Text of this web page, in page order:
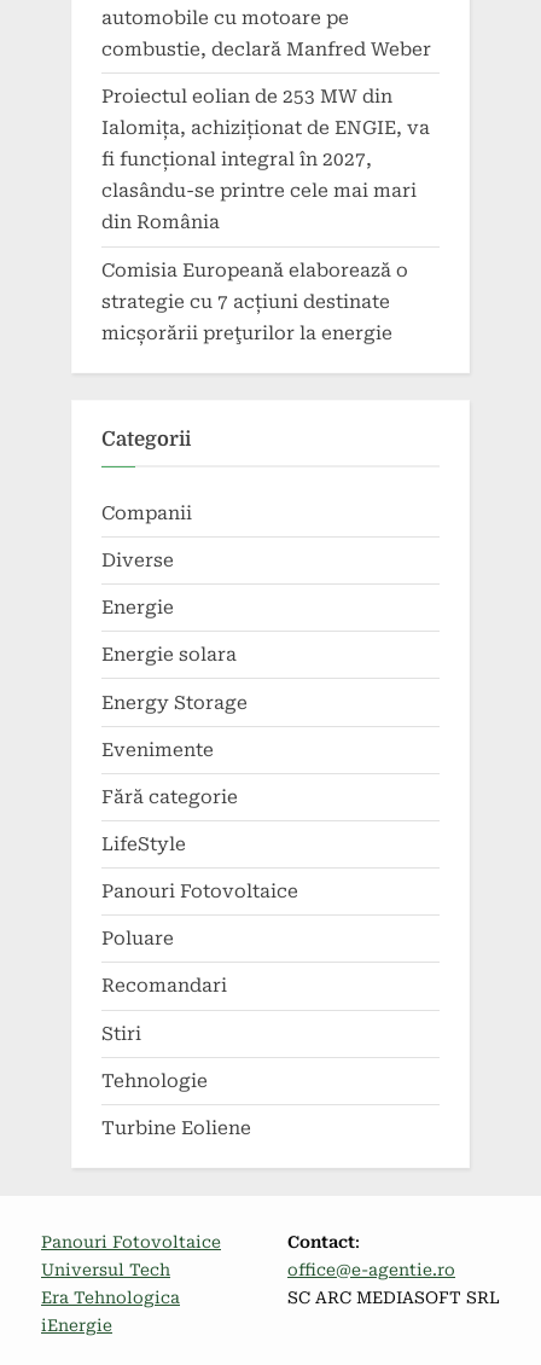
automobile cu motoare pe
combustie, declară Manfred Weber
Proiectul eolian de 253 MW din
Ialomița, achiziționat de ENGIE, va
fi funcțional integral în 2027,
clasându-se printre cele mai mari
din România
Comisia Europeană elaborează o
strategie cu 7 acțiuni destinate
micșorării preţurilor la energie
Categorii
Companii
Diverse
Energie
Energie solara
Energy Storage
Evenimente
Fără categorie
LifeStyle
Panouri Fotovoltaice
Poluare
Recomandari
Stiri
Tehnologie
Turbine Eoliene
Panouri Fotovoltaice
Universul Tech
Era Tehnologica
iEnergie
Contact:
office@e-agentie.ro
SC ARC MEDIASOFT SRL